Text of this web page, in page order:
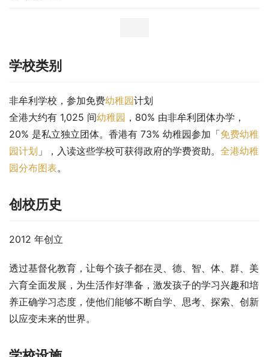
学校类别
非牟利学校，参加免费幼稚园计划
全港大约有 1,025 间幼稚园 ，80% 由非牟利团体办学，
20% 是私立独立团体。香港有 73% 幼稚园参加「免费幼稚
园计划 」，入读这些学校可获得政府的学费资助。 全港幼稚
园分布图表。
创校历史
2012 年创立
透过基督化教育，让每个孩子都在灵、德、智、体、群、美
六育全面发展，为生活作好準备，激发孩子的学习兴趣和培
养正确学习态度，使他们能够不断自学、思考、探索、创新
以应变未来的世界。